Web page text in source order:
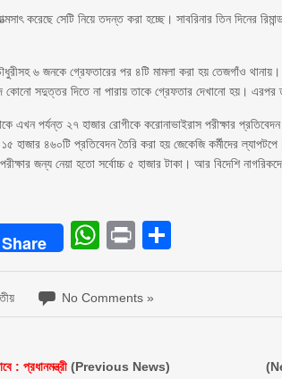
করেছে সেটি নিয়ে তদন্ত করা হচ্ছে। সাবরিনার তিন দিনের
৬ জনকে গ্রেফতারের পর ৪টি মামলা করা হয় তেজগাঁও
কোনো সদুত্তর দিতে না পারায় তাকে গ্রেফতার দেখানো হয়। এরপর
এখন পর্যন্ত ২৭ হাজার রোগীকে করোনাভাইরাস পরীক্ষার
হাজার ৪৬০টি প্রতিবেদন তৈরি করা হয় জেকেজি কর্মীদের
জন্য নেয়া হতো সর্বোচ্চ ৫ হাজার টাকা। আর বিদেশি
Share WhatsApp
Print
No Comments »
: প্রধানমন্ত্রী (Previous News)